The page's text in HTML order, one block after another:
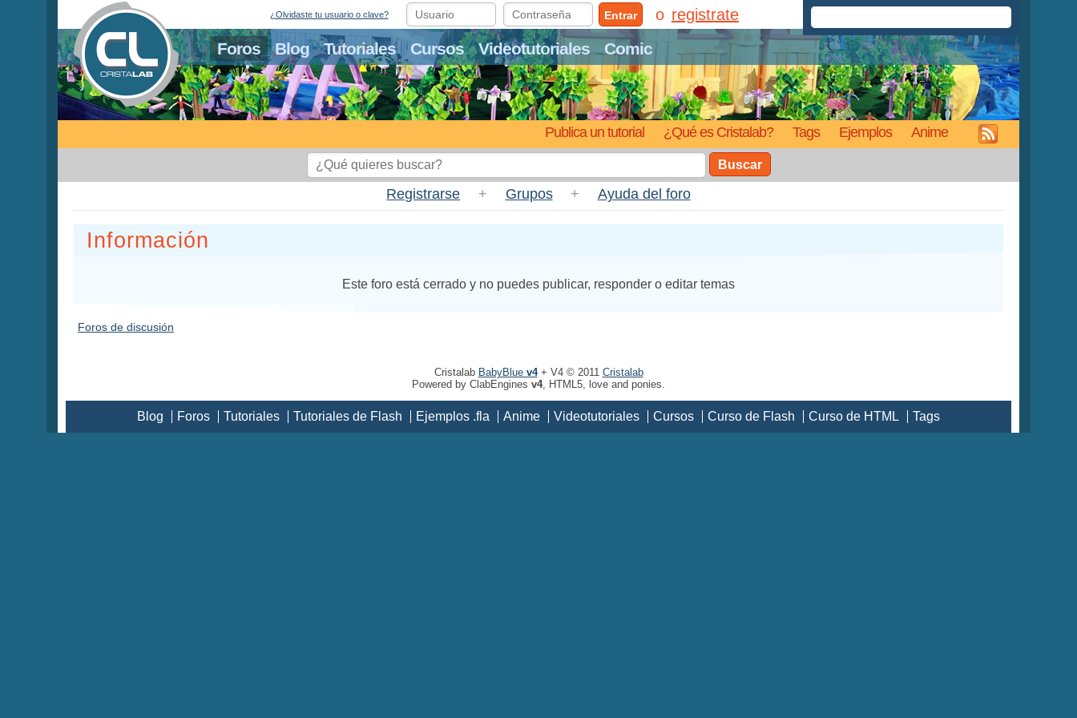
Foros Blog Tutoriales Cursos Videotutoriales Comic
Publica un tutorial ¿Qué es Cristalab? Tags Ejemplos Anime
¿Olvidaste tu usuario o clave? Entrar registrate
Buscar
Registrarse + Grupos + Ayuda del foro
Información
Este foro está cerrado y no puedes publicar, responder o editar temas
Foros de discusión
Cristalab BabyBlue v4+ V4 © 2011 Cristalab
Powered by ClabEngines v4, HTML5, love and ponies.
Blog Foros Tutoriales Tutoriales de Flash Ejemplos .fla Anime Videotutoriales Cursos Curso de Flash Curso de HTML Tags